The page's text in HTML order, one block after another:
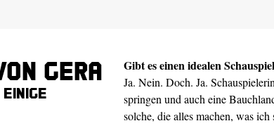
Gera Gibt es einen idealen
Ja. Nein. Doch. Ja.
springen und auch eine
solche, die alles machen, was